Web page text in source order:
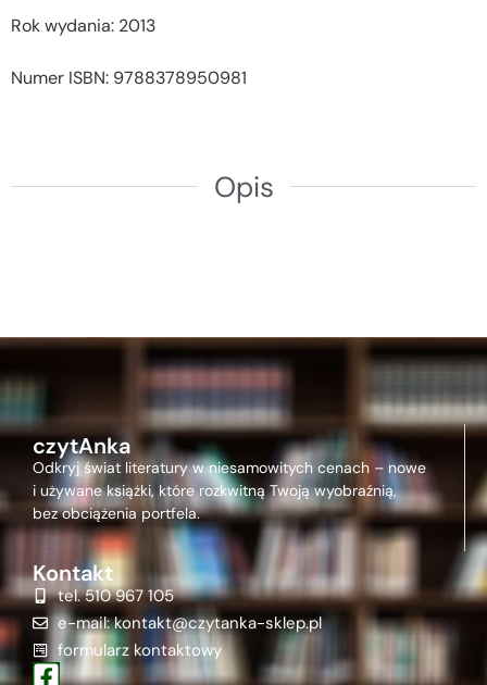
Rok wydania: 2013
Numer ISBN: 9788378950981
Opis
czytAnka
Odkryj świat literatury w niesamowitych cenach – nowe
i używane książki, które rozkwitną Twoją wyobraźnią,
bez obciążenia portfela.
Kontakt
tel. 510 967 105
e-mail: kontakt@czytanka-sklep.pl
formularz kontaktowy